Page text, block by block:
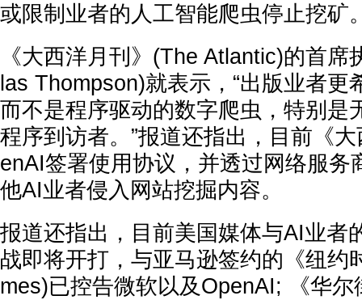
或限制业者的人工智能爬虫停止挖矿
《大西洋月刊》(The Atlantic)的首
las Thompson)就表示，“出版业者更
而不是程序驱动的数字爬虫，特别是
程序到访者。”报道还指出，目前《
enAI签署使用协议，并透过网络服务
他AI业者侵入网站挖掘内容。
报道还指出，目前美国媒体与AI业者
战即将开打，与亚马逊签约的《纽约
mes)已控告微软以及OpenAI; 《华